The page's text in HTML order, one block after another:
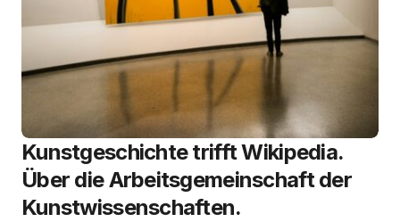
Kunstgeschichte trifft Wikipedia.
Über die Arbeitsgemeinschaft der
Kunstwissenschaften.